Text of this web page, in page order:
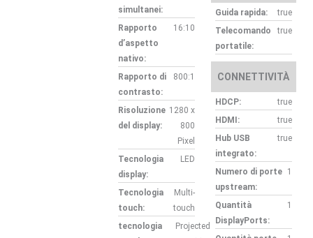
simultanei:
Rapporto
d’aspetto
nativo:
16:10
Rapporto di
contrasto:
800:1
Risoluzione
del display:
1280 x
800
Pixel
Tecnologia
display:
LED
Tecnologia
touch:
Multi-
touch
tecnologia
Projected
Guida rapida:
true
Telecomando
portatile:
true
CONNETTIVITÀ
HDCP:
true
HDMI:
true
Hub USB
integrato:
true
Numero di porte
upstream:
1
Quantità
DisplayPorts:
1